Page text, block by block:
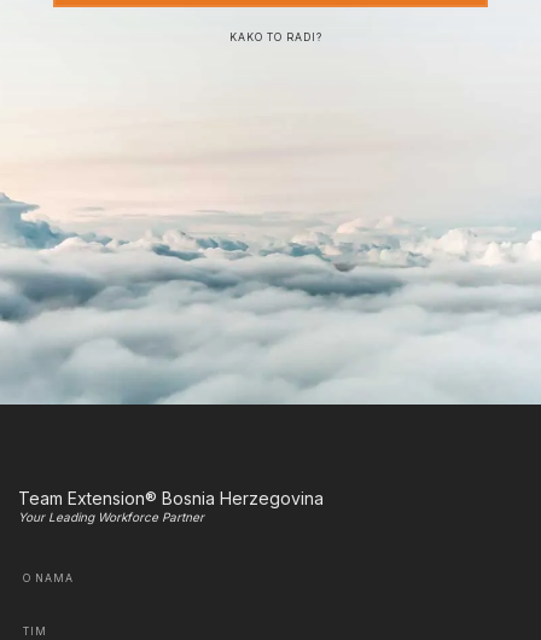
KAKO TO RADI?
Team Extension® Bosnia Herzegovina
Your Leading Workforce Partner
O NAMA
TIM